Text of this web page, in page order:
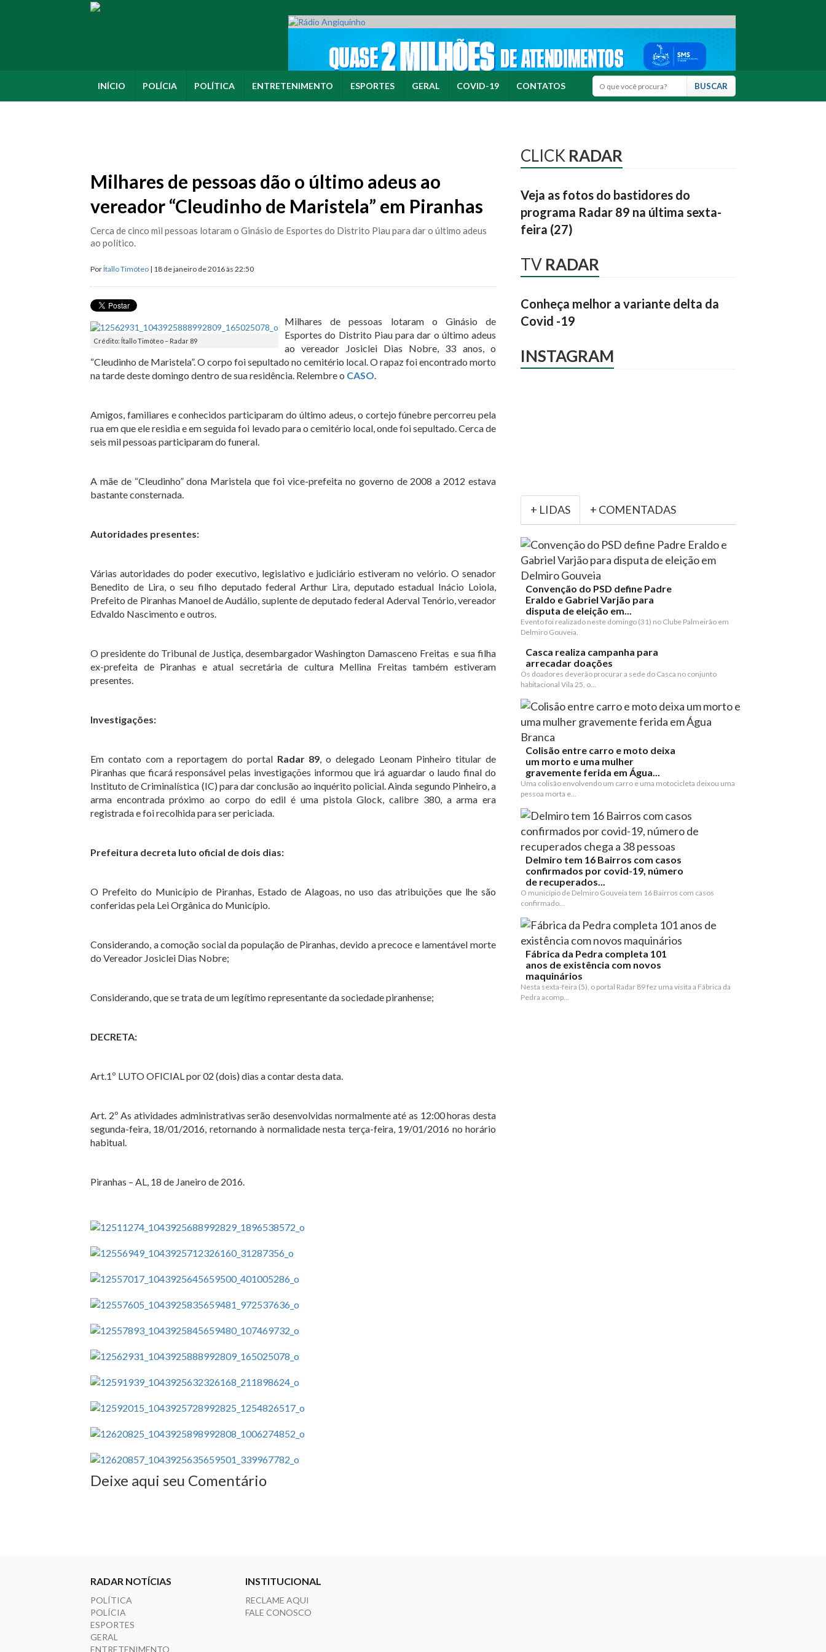
INÍCIO POLÍCIA POLÍTICA ENTRETENIMENTO ESPORTES GERAL COVID-19 CONTATOS
Milhares de pessoas dão o último adeus ao
vereador “Cleudinho de Maristela” em Piranhas
Cerca de cinco mil pessoas lotaram o Ginásio de Esportes do Distrito Piau para dar o último adeus
ao político.
PorÍtallo Timóteo | 18 de janeiro de 2016 às 22:50
Crédito: Ítallo Timóteo – Radar 89
Milhares de pessoas lotaram o Ginásio de
Esportes do Distrito Piau para dar o último adeus
ao vereador Josiclei Dias Nobre, 33 anos, o
“Cleudinho de Maristela”. O corpo foi sepultado no cemitério local. O rapaz foi encontrado morto
na tarde deste domingo dentro de sua residência. Relembre o CASO.
Amigos, familiares e conhecidos participaram do último adeus, o cortejo fúnebre percorreu pela
rua em que ele residia e em seguida foi levado para o cemitério local, onde foi sepultado. Cerca de
seis mil pessoas participaram do funeral.
A mãe de “Cleudinho” dona Maristela que foi vice-prefeita no governo de 2008 a 2012 estava
bastante consternada.
Autoridades presentes:
Várias autoridades do poder executivo, legislativo e judiciário estiveram no velório. O senador
Benedito de Lira, o seu filho deputado federal Arthur Lira, deputado estadual Inácio Loiola,
Prefeito de Piranhas Manoel de Audálio, suplente de deputado federal Aderval Tenório, vereador
Edvaldo Nascimento e outros.
O presidente do Tribunal de Justiça, desembargador Washington Damasceno Freitas e sua filha
ex-prefeita de Piranhas e atual secretária de cultura Mellina Freitas também estiveram
presentes.
Investigações:
Em contato com a reportagem do portal Radar 89, o delegado Leonam Pinheiro titular de
Piranhas que ficará responsável pelas investigações informou que irá aguardar o laudo final do
Instituto de Criminalística (IC) para dar conclusão ao inquérito policial. Ainda segundo Pinheiro, a
arma encontrada próximo ao corpo do edil é uma pistola Glock, calibre 380, a arma era
registrada e foi recolhida para ser periciada.
Prefeitura decreta luto oficial de dois dias:
O Prefeito do Município de Piranhas, Estado de Alagoas, no uso das atribuições que lhe são
conferidas pela Lei Orgânica do Município.
Considerando, a comoção social da população de Piranhas, devido a precoce e lamentável morte
do Vereador Josiclei Dias Nobre;
Considerando, que se trata de um legítimo representante da sociedade piranhense;
DECRETA:
Art.1º LUTO OFICIAL por 02 (dois) dias a contar desta data.
Art. 2º As atividades administrativas serão desenvolvidas normalmente até as 12:00 horas desta
segunda-feira, 18/01/2016, retornando à normalidade nesta terça-feira, 19/01/2016 no horário
habitual.
Piranhas – AL, 18 de Janeiro de 2016.
Deixe aqui seu Comentário
CLICK RADAR
Veja as fotos do bastidores do
programa Radar 89 na última sexta-
feira (27)
TV RADAR
Conheça melhor a variante delta da
Covid -19
INSTAGRAM
+ LIDAS + COMENTADAS
Convenção do PSD define Padre
Eraldo e Gabriel Varjão para
disputa de eleição em...
Evento foi realizado neste domingo (31) no Clube Palmeirão em
Delmiro Gouveia.
Casca realiza campanha para
arrecadar doações
Os doadores deverão procurar a sede do Casca no conjunto
habitacional Vila 25, o...
Colisão entre carro e moto deixa
um morto e uma mulher
gravemente ferida em Água...
Uma colisão envolvendo um carro e uma motocicleta deixou uma
pessoa morta e...
Delmiro tem 16 Bairros com casos
confirmados por covid-19, número
de recuperados...
O município de Delmiro Gouveia tem 16 Bairros com casos
confirmado...
Fábrica da Pedra completa 101
anos de existência com novos
maquinários
Nesta sexta-feira (5), o portal Radar 89 fez uma visita a Fábrica da
Pedra acomp...
RADAR NOTÍCIAS
POLÍTICA
POLÍCIA
ESPORTES
GERAL
ENTRETENIMENTO
INSTITUCIONAL
RECLAME AQUI
FALE CONOSCO